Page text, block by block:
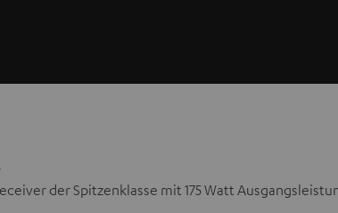
der Spitzenklasse mit 175 Watt